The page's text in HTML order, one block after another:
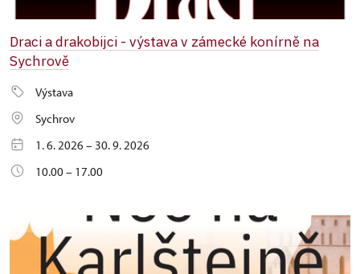
Draci a drakobijci - výstava v zámecké konírně na
Sychrově
Výstava
Sychrov
1. 6. 2026 – 30. 9. 2026
10.00 – 17.00